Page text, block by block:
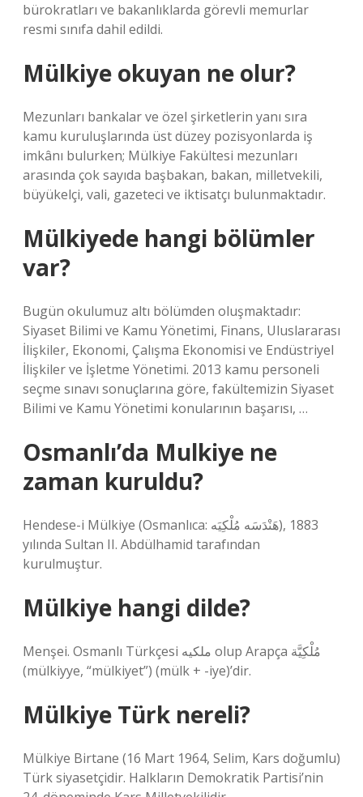
bürokratları ve bakanlıklarda görevli memurlar
resmi sınıfa dahil edildi.
Mülkiye okuyan ne olur?
Mezunları bankalar ve özel şirketlerin yanı sıra
kamu kuruluşlarında üst düzey pozisyonlarda iş
imkânı bulurken; Mülkiye Fakültesi mezunları
arasında çok sayıda başbakan, bakan, milletvekili,
büyükelçi, vali, gazeteci ve iktisatçı bulunmaktadır.
Mülkiyede hangi bölümler
var?
Bugün okulumuz altı bölümden oluşmaktadır:
Siyaset Bilimi ve Kamu Yönetimi, Finans, Uluslararası
İlişkiler, Ekonomi, Çalışma Ekonomisi ve Endüstriyel
İlişkiler ve İşletme Yönetimi. 2013 kamu personeli
seçme sınavı sonuçlarına göre, fakültemizin Siyaset
Bilimi ve Kamu Yönetimi konularının başarısı, …
Osmanlı’da Mulkiye ne
zaman kuruldu?
Hendese-i Mülkiye (Osmanlıca: هَنْدَسَه مُلْكِيَه), 1883
yılında Sultan II. Abdülhamid tarafından
kurulmuştur.
Mülkiye hangi dilde?
Menşei. Osmanlı Türkçesi ملكيه‎ olup Arapça مُلْكِيَّة‎
(mülkiyye, “mülkiyet”) (mülk + -iye)’dir.
Mülkiye Türk nereli?
Mülkiye Birtane (16 Mart 1964, Selim, Kars doğumlu)
Türk siyasetçidir. Halkların Demokratik Partisi’nin